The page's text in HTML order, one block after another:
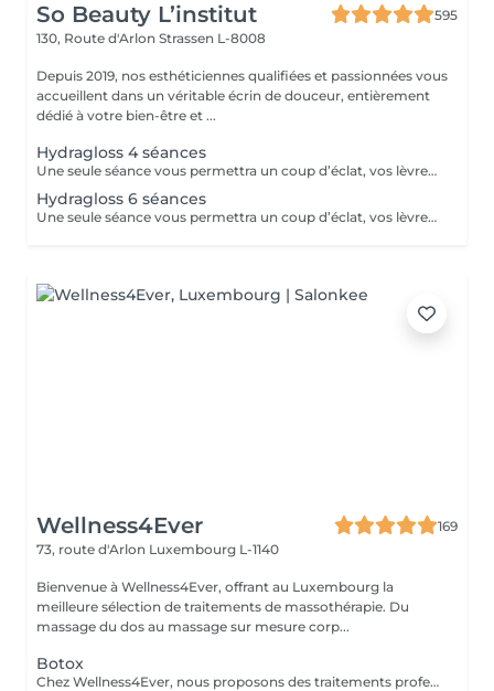
So Beauty L’institut
595
130, Route d'Arlon Strassen L-8008
Depuis 2019, nos esthéticiennes qualifiées et passionnées vous
accueillent dans un véritable écrin de douceur, entièrement
dédié à votre bien-être et ...
Hydragloss 4 séances
Une seule séance vous permettra un coup d’éclat, vos lèvres seront plus confortables, plus lisses, repulpées avec un peu plus de volume. Pour un résultat durable, l’idéal est de faire ce soin sous forme de cure de 4 à 10 séances. Vos lèvres seront hydratées, libérées de l’inconfort de la sécheresse.
Hydragloss 6 séances
Une seule séance vous permettra un coup d’éclat, vos lèvres seront plus confortables, plus lisses, repulpées avec un peu plus de volume. Pour un résultat durable, l’idéal est de faire ce soin sous forme de cure de 4 à 10 séances.
Wellness4Ever
169
73, route d'Arlon Luxembourg L-1140
Bienvenue à Wellness4Ever, offrant au Luxembourg la
meilleure sélection de traitements de massothérapie. Du
massage du dos au massage sur mesure corp...
Botox
Chez Wellness4Ever, nous proposons des traitements professionnels de Botox, exclusivement réalisés par un médecin spécialisé afin de garantir une expertise et une prise en charge optimale. Nos séances de Botox permettent de lisser les rides du front, les pattes d'oie et les rides du lion, offrant un résultat naturel qui sublime votre visage. L'intervention est rapide, nécessite peu de temps de récupération et est effectuée avec précision.